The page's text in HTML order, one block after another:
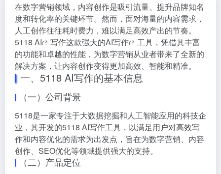
在数字营销领域，内容创作是吸引流量、提升品牌知名
度和转化率的关键环节。然而，面对海量的内容需求，
人工创作往往耗时费力，难以满足高效产出的节奏。
5118 AI
写作这款强大的AI写作
工具，凭借其丰富
的功能和卓越的性能，为数字营销从业者带来了全新的
解决方案，让内容创作变得更加高效、智能和精准。
一、5118 AI写作的基本信息
（一）公司背景
5118是一家专注于大数据挖掘和人工智能应用的科技企
业，其开发的5118 AI写作工具，以满足用户对高效写
作和内容优化的需求为出发点，旨在为数字营销、内容
创作、SEO优化等领域提供强大的支持。
（二）产品定位